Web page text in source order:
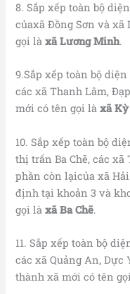
8. Sắp xếp toàn bộ
củaxã Đồng Sơn và
gọi làxã Lương Minh.
9.Sắp xếp toàn bộ
các xã Thanh Lâm,
mới có tên gọi làxã
10. Sắp xếp toàn bộ
thị trấn Ba Chẽ, các xã
phần còn lạicủa xã
định tại khoản 3 và
gọi làxã Ba Chẽ.
11. Sắp xếp toàn bộ
các xã Quảng An, Dực
thành xã mới có tên